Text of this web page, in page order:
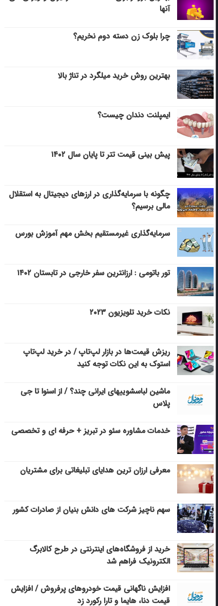
آنها
چرا بلوک زن دسته دوم نخریم؟
بهترین روش خرید میلگرد در تناژ بالا
ایمپلنت دندان چیست؟
پیش بینی قیمت تتر تا پایان سال ۱۴۰۲
چگونه با سرمایه‌گذاری در ارزهای دیجیتال به استقلال
مالی برسیم؟
سرمایه‌گذاری غیرمستقیم بخش مهم آموزش بورس
تور باتومی : ارزانترین سفر خارجی در تابستان ۱۴۰۲
نکات خرید تلویزیون ۲۰۲۳
ریزش قیمت‌ها در بازار لپ‌تاپ / در خرید لپ‌تاپ
استوک به این نکات توجه کنید
ماشین لباسشویی‎های ایرانی چند؟ / از اسنوا تا جی
پلاس
خدمات مشاوره سئو در تبریز + حرفه ای و تخصصی
معرفی ارزان ترین هدایای تبلیغاتی برای مشتریان
سهم ناچیز شرکت های دانش بنیان از صادرات کشور
خرید از فروشگاه‌های اینترنتی در طرح کالابرگ
الکترونیک فراهم شد
افزایش ناگهانی قیمت خودروهای پرفروش / افزایش
قیمت دنا، هایما و تارا رکورد زد